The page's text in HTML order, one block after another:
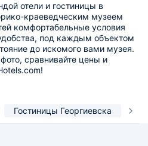
отели и гостиницы в
краеведческим музеем
комфортабельные условия
под каждым объектом
до искомого вами музея.
сравнивайте цены и
Гостиницы Георгиевска